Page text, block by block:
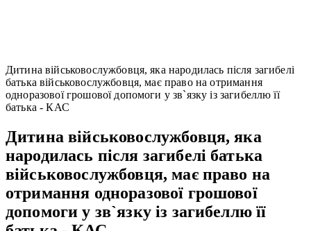
Дитина військовослужбовця, яка народилась після загибелі
батька військовослужбовця, має право на отримання
одноразової грошової допомоги у зв`язку із загибеллю її
батька - КАС
Дитина військовослужбовця, яка
народилась після загибелі батька
військовослужбовця, має право на
отримання одноразової грошової
допомоги у зв`язку із загибеллю її